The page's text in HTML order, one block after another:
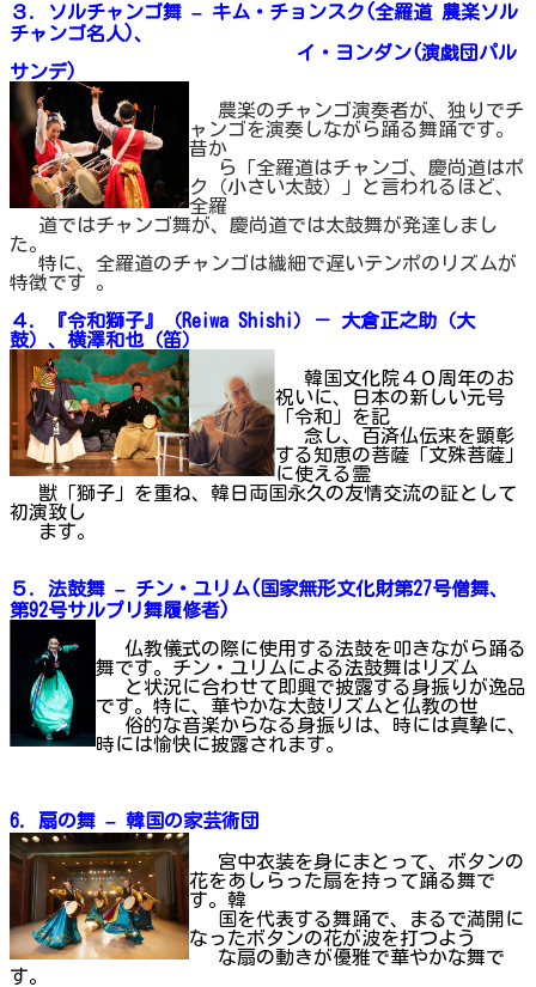
３. ソルチャンゴ舞 – キム・チョンスク(全羅道 農楽ソル
チャンゴ名人)、
イ・ヨンダン(演戯団パル
サンデ)
農楽のチャンゴ演奏者が、独りでチ
ャンゴを演奏しながら踊る舞踊です。
昔か
ら「全羅道はチャンゴ、慶尚道はポ
ク（小さい太鼓）」と言われるほど、
全羅
道ではチャンゴ舞が、慶尚道では太鼓舞が発達しまし
た。
特に、全羅道のチャンゴは繊細で遅いテンポのリズムが
特徴です 。
４. 『令和獅子』（Reiwa Shishi）－ 大倉正之助（大
鼓）、横澤和也（笛）
韓国文化院４０周年のお
祝いに、日本の新しい元号
「令和」を記
念し、百済仏伝来を顕彰
する知恵の菩薩「文殊菩薩」
に使える霊
獣「獅子」を重ね、韓日両国永久の友情交流の証として
初演致し
ます。
５. 法鼓舞 – チン・ユリム( 国家無形文化財第27号僧舞、
第92号サルプリ舞履修者)
仏教儀式の際に使用する法鼓を叩きながら踊る
舞です。チン・ユリムによる法鼓舞はリズム
と状況に合わせて即興で披露する身振りが逸品
です。特に、華やかな太鼓リズムと仏教の世
俗的な音楽からなる身振りは、時には真摯に、
時には愉快に披露されます。
6. 扇の舞 – 韓国の家芸術団
宮中衣装を身にまとって、ボタンの
花をあしらった扇を持って踊る舞で
す。韓
国を代表する舞踊で、まるで満開に
なったボタンの花が波を打つよう
な扇の動きが優雅で華やかな舞で
す。